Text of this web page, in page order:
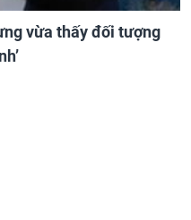
vừa thấy đối tượng